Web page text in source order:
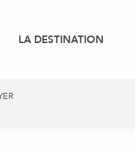
LA DESTINATION